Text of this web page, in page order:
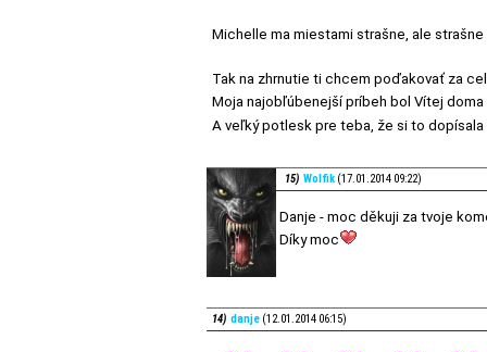
Michelle ma miestami strašne, ale
Tak na zhrnutie ti chcem poďakovať za
Moja najobľúbenejší príbeh bol Vítej
A veľký potlesk pre teba, že si to
15) Wolfik (17.01.2014 09:22)
Danje - moc děkuji za tvoje
Díky moc
14) danje (12.01.2014 06:15)